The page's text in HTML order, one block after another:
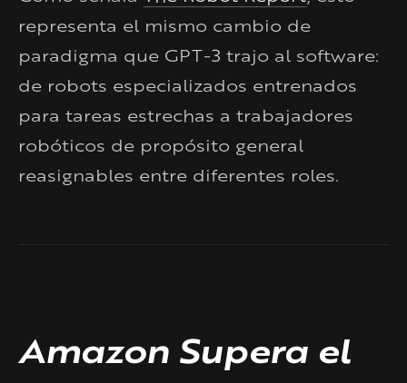
representa el mismo cambio de
paradigma que GPT-3 trajo al software:
de robots especializados entrenados
para tareas estrechas a trabajadores
robóticos de propósito general
reasignables entre diferentes roles.
Amazon Supera el